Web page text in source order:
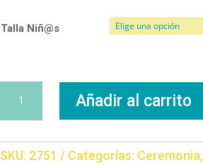
Talla Niñ@s
Fiesta
Añadir al carrito
SKU: 2751 Categorías: Ceremonia,